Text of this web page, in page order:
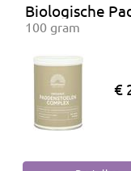
Biologische
100 gram
€